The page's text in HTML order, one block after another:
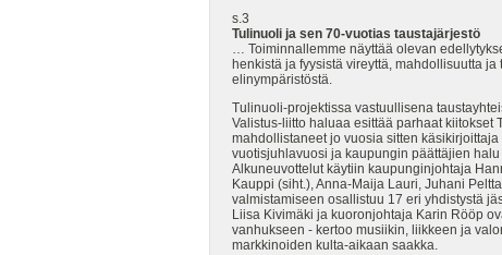
s.3
Tulinuoli ja sen 70-vuotias taustajärjestö
… Toiminnallemme näyttää olevan
henkistä ja fyysistä vireyttä, mahdollisuutta
elinympäristöstä.
Tulinuoli-projektissa vastuullisena
Valistus-liitto haluaa esittää parhaat
mahdollistaneet jo vuosia sitten
vuotisjuhlavuosi ja kaupungin päättäjien
Alkuneuvottelut käytiin kaupunginjohtaja
Kauppi (siht.), Anna-Maija Lauri, Juhani
valmistamiseen osallistuu 17 eri yhdistystä
Liisa Kivimäki ja kuoronjohtaja Karin Rööp
vanhukseen - kertoo musiikin, liikkeen ja
markkinoiden kulta-aikaan saakka.